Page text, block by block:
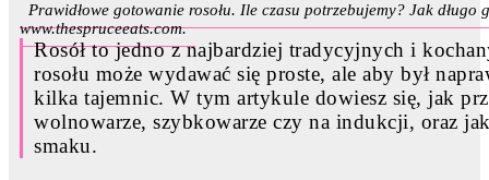
Prawidłowe gotowanie rosołu. Ile czasu potrzebujemy? Jak
www.thespruceeats.com.
Rosół to jedno z najbardziej tradycyjnych i
rosołu może wydawać się proste, ale aby był
kilka tajemnic. W tym artykule dowiesz się, jak
wolnowarze, szybkowarze czy na indukcji, oraz
smaku.